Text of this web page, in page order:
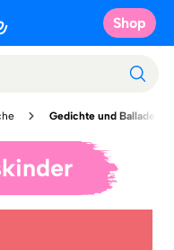
Shop
Gedichte und Balladen